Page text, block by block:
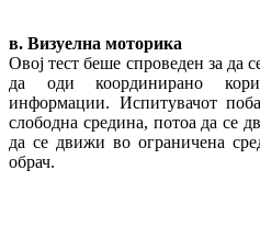
в. Визуелна моторика
Овој тест беше спроведен за да
да оди координирано
информации. Испитувачот
слободна средина, потоа да се
да се движи во ограничена
обрач.